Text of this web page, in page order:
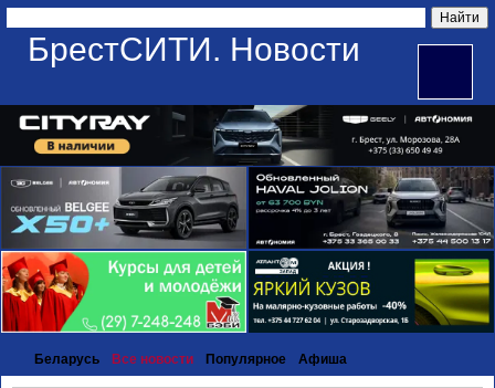
БрестСИТИ. Новости
Беларусь Все новости Популярное Афиша